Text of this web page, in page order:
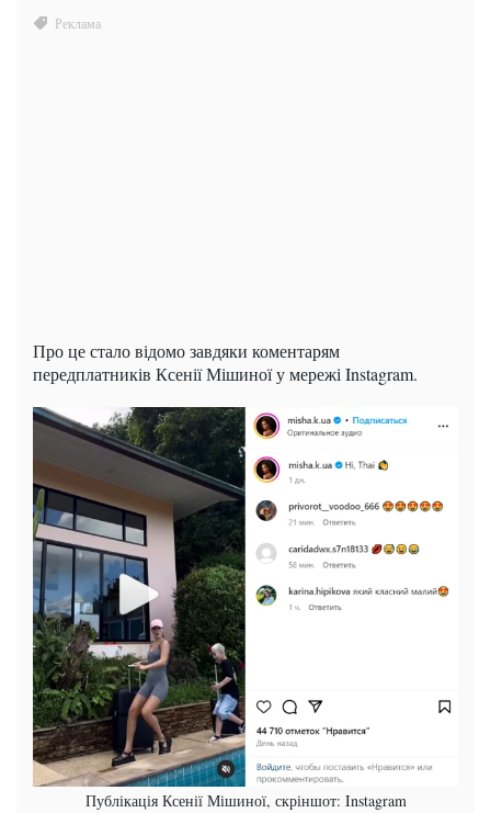
Про це стало відомо завдяки коментарям
передплатників Ксенії Мішиної у мережі Instagram.
Публікація Ксенії Мішиної, скріншот: Instagram